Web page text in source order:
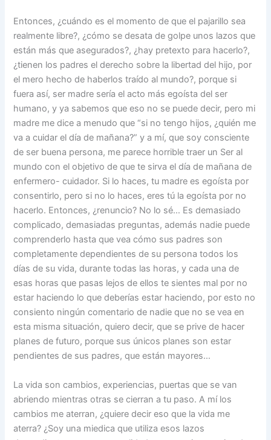
Entonces, ¿cuándo es el momento de que el pajarillo sea
realmente libre?, ¿cómo se desata de golpe unos lazos que
están más que asegurados?, ¿hay pretexto para hacerlo?,
¿tienen los padres el derecho sobre la libertad del hijo, por
el mero hecho de haberlos traído al mundo?, porque si
fuera así, ser madre sería el acto más egoísta del ser
humano, y ya sabemos que eso no se puede decir, pero mi
madre me dice a menudo que “si no tengo hijos, ¿quién me
va a cuidar el día de mañana?” y a mí, que soy consciente
de ser buena persona, me parece horrible traer un Ser al
mundo con el objetivo de que te sirva el día de mañana de
enfermero- cuidador. Si lo haces, tu madre es egoísta por
consentirlo, pero si no lo haces, eres tú la egoísta por no
hacerlo. Entonces, ¿renuncio? No lo sé… Es demasiado
complicado, demasiadas preguntas, además nadie puede
comprenderlo hasta que vea cómo sus padres son
completamente dependientes de su persona todos los
días de su vida, durante todas las horas, y cada una de
esas horas que pasas lejos de ellos te sientes mal por no
estar haciendo lo que deberías estar haciendo, por esto no
consiento ningún comentario de nadie que no se vea en
esta misma situación, quiero decir, que se prive de hacer
planes de futuro, porque sus únicos planes son estar
pendientes de sus padres, que están mayores…
La vida son cambios, experiencias, puertas que se van
abriendo mientras otras se cierran a tu paso. A mí los
cambios me aterran, ¿quiere decir eso que la vida me
aterra? ¿Soy una miedica que utiliza esos lazos